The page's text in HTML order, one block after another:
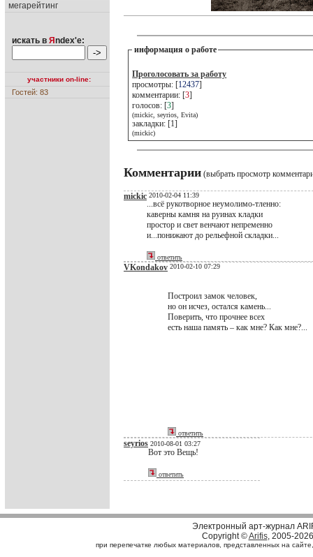
мегарейтинг
искать в Я ndex'е:
участники on-line:
Гостей: 83
информация о работе
Проголосовать за работу
просмотры: [12437]
комментарии: [3]
голосов: [3]
(mickic, seyrios, Evita)
закладки: [1]
(mickic)
Комментарии (выбрать просмотр
mickic 2010-02-04 11:39
...всё рукотворное неумолимо-тленно:
каверны камня на руинах кладки
простор и свет венчают непременно
и...понижают до рельефной складки...
ответить
VKondakov 2010-02-10 07:29
Построил замок человек,
но он исчез, остался камень...
Поверить, что прочнее всех
есть наша память – как мне? Как мне?...
ответить
seyrios 2010-08-01 03:27
Вот это Вещь!
ответить
Электронный арт-журнал
Copyright ©Arifis, 2005-2026
при перепечатке любых материалов, представленных на